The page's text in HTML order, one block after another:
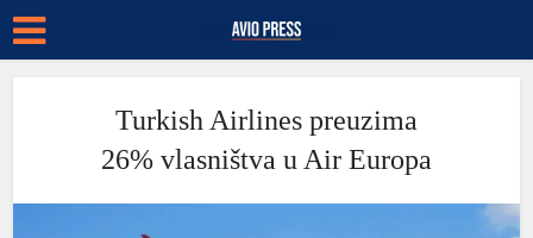
Turkish Airlines preuzima
26% vlasništva u Air Europa